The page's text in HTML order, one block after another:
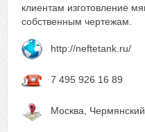
клиентам изготовление
собственным чертежам.
http://neftetank.ru/
7 495 926 16 89
Москва,